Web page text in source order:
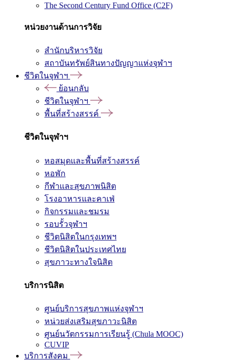
The Second Century Fund Office (C2F)
หน่วยงานด้านการวิจัย
สำนักบริหารวิจัย
สถาบันทรัพย์สินทางปัญญาแห่งจุฬาฯ
ชีวิตในจุฬาฯ
ย้อนกลับ
ชีวิตในจุฬาฯ
พื้นที่สร้างสรรค์
ชีวิตในจุฬาฯ
หอสมุดและพื้นที่สร้างสรรค์
หอพัก
กีฬาและสุขภาพนิสิต
โรงอาหารและคาเฟ่
กิจกรรมและชมรม
รอบรั้วจุฬาฯ
ชีวิตนิสิตในกรุงเทพฯ
ชีวิตนิสิตในประเทศไทย
สุขภาวะทางใจนิสิต
บริการนิสิต
ศูนย์บริการสุขภาพแห่งจุฬาฯ
หน่วยส่งเสริมสุขภาวะนิสิต
ศูนย์นวัตกรรมการเรียนรู้ (Chula MOOC)
CUVIP
บริการสังคม